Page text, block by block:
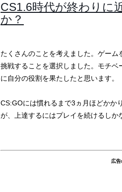
CS1.6時代が終わりに
か？
たくさんのことを考えました。ゲー
挑戦することを選択しました。モチ
に自分の役割を果たしたと思います。
CS:GOには慣れるまで3ヵ月ほどかか
が、上達するにはプレイを続けるしか
広告